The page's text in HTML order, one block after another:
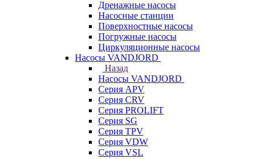
Дренажные насосы
Насосные станции
Поверхностные насосы
Погружные насосы
Циркуляционные насосы
Насосы VANDJORD
Назад
Насосы VANDJORD
Серия APV
Серия CRV
Серия PROLIFT
Серия SG
Серия TPV
Серия VDW
Серия VSL